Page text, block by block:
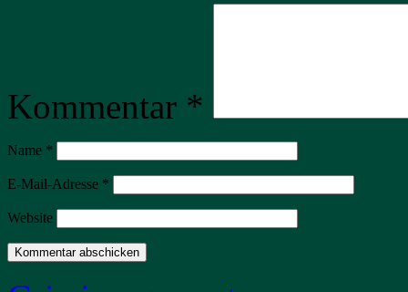
Kommentar *
Name *
E-Mail-Adresse *
Website